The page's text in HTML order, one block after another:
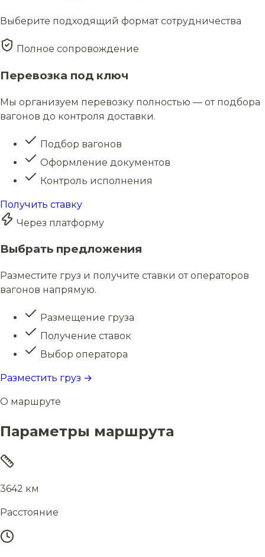
Выберите подходящий формат сотрудничества
Полное сопровождение
Перевозка под ключ
Мы организуем перевозку полностью — от подбора
вагонов до контроля доставки.
Подбор вагонов
Оформление документов
Контроль исполнения
Получить ставку
Через платформу
Выбрать предложения
Разместите груз и получите ставки от операторов
вагонов напрямую.
Размещение груза
Получение ставок
Выбор оператора
Разместить груз →
О маршруте
Параметры маршрута
3642 км
Расстояние